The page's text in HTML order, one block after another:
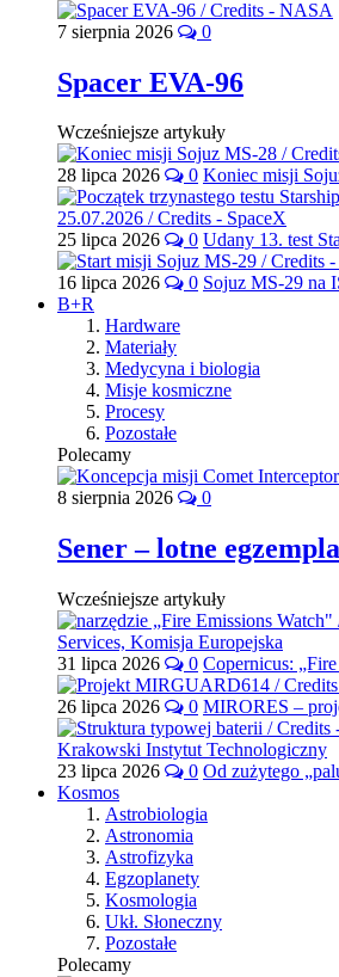
7 sierpnia 2026 0
Spacer EVA-96
Wcześniejsze artykuły
28 lipca 2026 0 Koniec misji
25 lipca 2026 0 Udany 13. test
16 lipca 2026 0 Sojuz MS-29 na
B+R
Hardware
Materiały
Medycyna i biologia
Misje kosmiczne
Procesy
Pozostałe
Polecamy
8 sierpnia 2026 0
Sener – lotne
Wcześniejsze artykuły
31 lipca 2026 0 Copernicus:
26 lipca 2026 0 MIRORES –
23 lipca 2026 0 Od zużytego
Kosmos
Astrobiologia
Astronomia
Astrofizyka
Egzoplanety
Kosmologia
Ukł. Słoneczny
Pozostałe
Polecamy